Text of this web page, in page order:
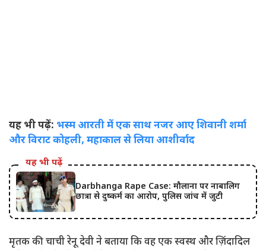
यह भी पढ़ें: भस्म आरती में एक साथ नजर आए शिवानी शर्मा
और विराट कोहली, महाकाल से लिया आशीर्वाद
यह भी पढ़ें
Darbhanga Rape Case: मौलाना पर नाबालिग
छात्रा से दुष्कर्म का आरोप, पुलिस जांच में जुटी
मृतक की चाची रेनू देवी ने बताया कि वह एक स्वस्थ और ज़िंदादिल